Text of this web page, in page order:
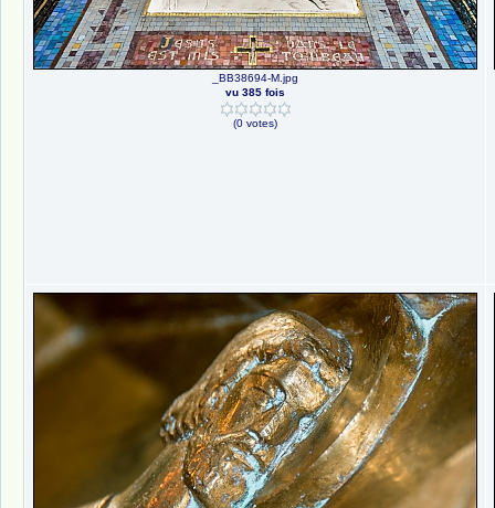
_BB38694-M.jpg
vu 385 fois
(0 votes)